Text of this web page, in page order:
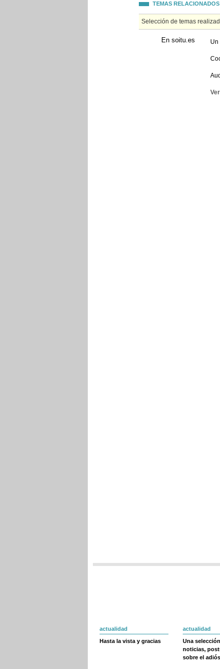
TEMAS RELACIONADOS
Selección de temas
En soitu.es Un
actualidad
Hasta la vista y gracias
actualidad
Una
noticias,
sobre el